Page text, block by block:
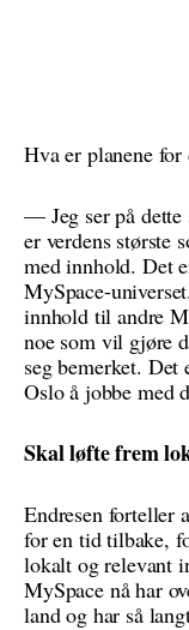
Hva er planene for
— Jeg ser på dette
er verdens største
med innhold. Det
MySpace-
innhold til andre
noe som vil gjøre
seg bemerket.
Oslo å jobbe med
Skal løfte frem
Endresen forteller
for en tid tilbake,
lokalt og relevant
MySpace nå har
land og har så